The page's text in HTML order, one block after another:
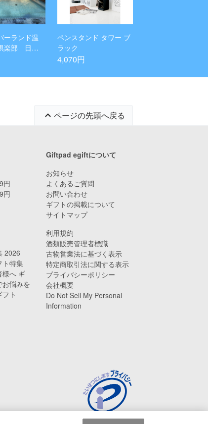
ーランド温
楽部 日帰
様
ペンスタンド タワー ブ
ラック
4,070円
ページの先頭へ戻る
円
円
2026
ト特集
様へ ギ
お悩みを
ト
Giftpad egiftについて
お知らせ
よくあるご質問
お問い合わせ
ギフトの掲載について
サイトマップ
利用規約
酒類販売管理者標識
古物営業法に基づく表示
特定商取引法に関する表示
プライバシーポリシー
会社概要
Do Not Sell My Personal
Information